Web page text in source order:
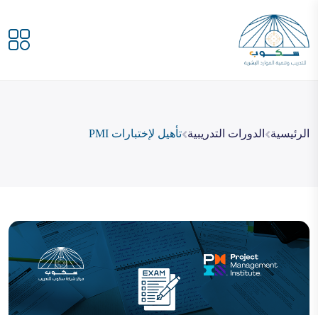
الرئيسية الدورات التدريبية تأهيل لإختبارات PMI